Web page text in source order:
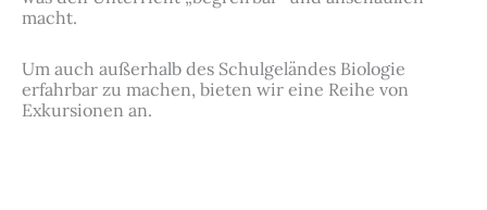
macht.
Um auch außerhalb des Schulgeländes Biologie
erfahrbar zu machen, bieten wir eine Reihe von
Exkursionen an.